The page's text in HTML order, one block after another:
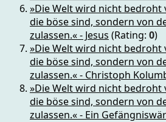
»Die Welt wird nicht bedroht
die böse sind, sondern von
zulassen.« - Jesus (Rating: 0)
»Die Welt wird nicht bedroht
die böse sind, sondern von
zulassen.« - Christoph
»Die Welt wird nicht bedroht
die böse sind, sondern von
zulassen.« - Ein